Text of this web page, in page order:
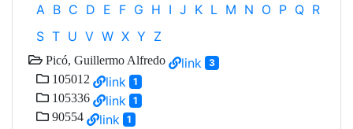
A B C D E F G H I J K L M N O P Q R
S T U V W X Y Z
Picó, Guillermo Alfredo link 3
105012 link 1
105336 link 1
90554 link 1